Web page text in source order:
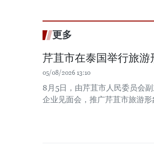
更多
芹苴市在泰国举行旅游
05/08/2026 13:10
8月5日，由芹苴市人民委员会
企业见面会，推广芹苴市旅游形